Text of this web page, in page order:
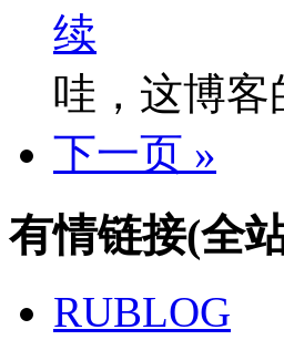
续
哇，这博
下一页 »
有情链接(全
RUBLOG